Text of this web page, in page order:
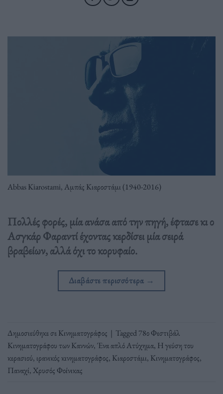
Abbas Kiarostami, Αμπάς Κιαροστάμι (1940-2016)
Πολλές φορές, μία ανάσα από την πηγή, έφτασε κι ο
Ασγκάρ Φαραντί έχοντας κερδίσει μία σειρά
βραβείων, αλλά όχι το κορυφαίο.
Διαβάστε περισσότερα →
Δημοσιεύθηκε σεΚινηματογράφος | Tagged78ο Φεστιβάλ
Κινηματογράφου των Καννών,Ένα απλό Ατύχημα, Η γεύση του
κερασιού, ιρανικός κινηματογράφος, Κιαροστάμι, Κινηματογράφος,
Παναχί,Χρυσός Φοίνικας